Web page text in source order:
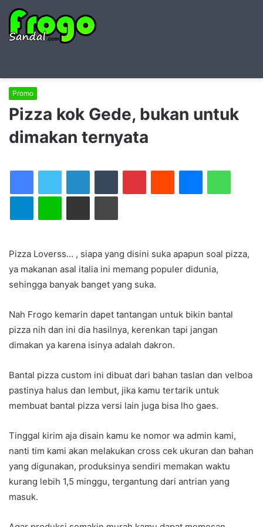
for
Promo
Pizza kok Gede, bukan untuk
dimakan ternyata
LinkedInTumblr PinterestReddit Messenger
TelegramLine Share via Email Print
Pizza Loverss… , siapa yang disini suka apapun soal pizza,
ya makanan asal italia ini memang populer didunia,
sehingga banyak banget yang suka.
Nah Frogo kemarin dapet tantangan untuk bikin bantal
pizza nih dan ini dia hasilnya, kerenkan tapi jangan
dimakan ya karena isinya adalah dakron.
Bantal pizza custom ini dibuat dari bahan taslan dan velboa
pastinya halus dan lembut, jika kamu tertarik untuk
membuat bantal pizza versi lain juga bisa lho gaes.
Tinggal kirim aja disain kamu ke nomor wa admin kami,
nanti tim kami akan melakukan cross cek ukuran dan bahan
yang digunakan, produksinya sendiri memakan waktu
kurang lebih 1,5 minggu, tergantung dari antrian yang
masuk.